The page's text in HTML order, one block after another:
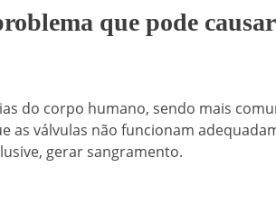
que pode
do corpo humano, sendo mais
as válvulas não funcionam
gerar sangramento.